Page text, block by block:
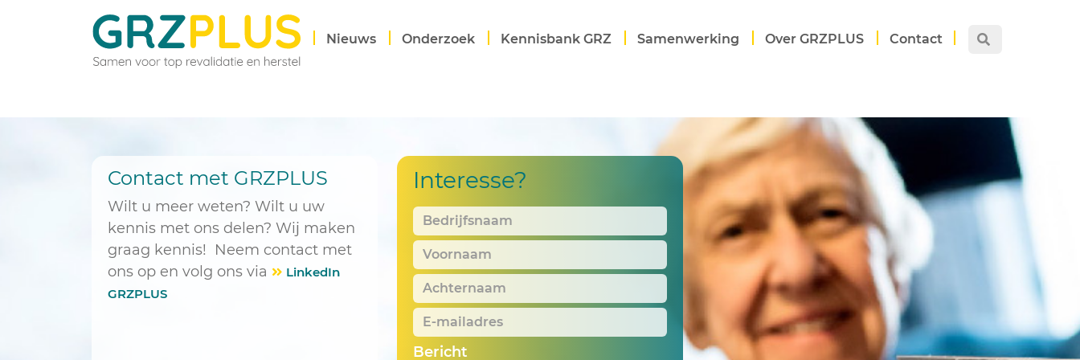
Nieuws Onderzoek Kennisbank GRZ Samenwerking Over GRZPLUS Contact
Contact met GRZPLUS
Wilt u meer weten? Wilt u uw
kennis met ons delen? Wij maken
graag kennis! Neem contact met
ons op en volg ons via
LinkedIn
GRZPLUS
Interesse?
Bedrijfsnaam
Voornaam
Achternaam
E-
mailadres *
Bericht